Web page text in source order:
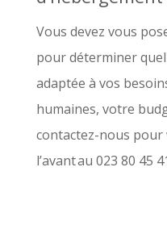
Vous devez vous
pour déterminer
adaptée à vos
humaines, votre
contactez-nous pour
l’avant au 023 80 45